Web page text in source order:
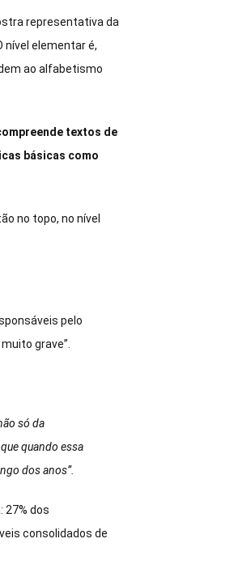
representativa da
nível elementar é,
ao alfabetismo
textos de
básicas como
no topo, no nível
pelo
grave”.
só da
quando essa
dos anos”.
27% dos
consolidados de